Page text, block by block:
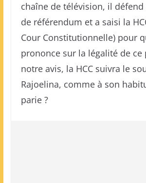
chaîne de télévision, il
de référendum et a saisi la
Cour Constitutionnelle) pour
prononce sur la légalité de ce
notre avis, la HCC suivra le
Rajoelina, comme à son
parie ?